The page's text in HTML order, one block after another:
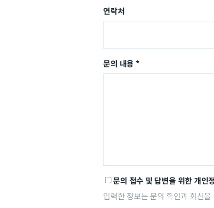
연락처
문의 내용 *
문의 접수 및 답변을 위한 개인
입력한 정보는 문의 확인과 회신